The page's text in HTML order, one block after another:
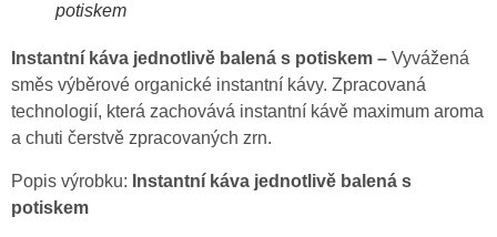
potiskem
Instantní káva jednotlivě balená s potiskem – Vyvážená
směs výběrové organické instantní kávy. Zpracovaná
technologií, která zachovává instantní kávě maximum aroma
a chuti čerstvě zpracovaných zrn.
Popis výrobku: Instantní káva jednotlivě balená s
potiskem